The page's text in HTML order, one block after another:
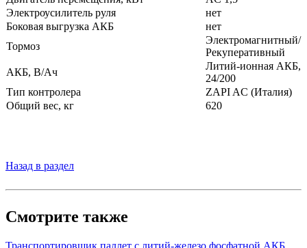
Электроусилитель руля
нет
Боковая выгрузка АКБ
нет
Тормоз
Электромагнитный/
Рекуперативный
АКБ, В/Ач
Литий-ионная АКБ,
24/200
Тип контролера
ZAPI AC (Италия)
Общий вес, кг
620
Назад в раздел
Смотрите также
Транспортировщик паллет с литий-железо фосфатной АКБ